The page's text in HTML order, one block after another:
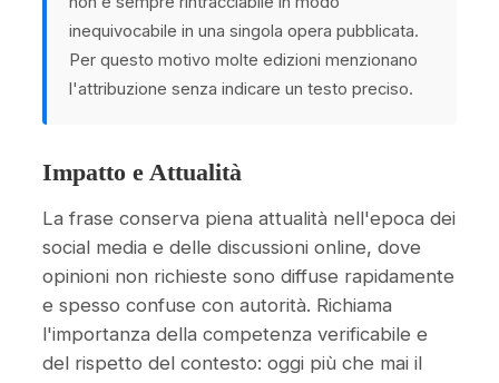
inequivocabile in una singola opera pubblicata.
Per questo motivo molte edizioni menzionano
l'attribuzione senza indicare un testo preciso.
Impatto e Attualità
La frase conserva piena attualità nell'epoca dei
social media e delle discussioni online, dove
opinioni non richieste sono diffuse rapidamente
e spesso confuse con autorità. Richiama
l'importanza della competenza verificabile e
del rispetto del contesto: oggi più che mai il